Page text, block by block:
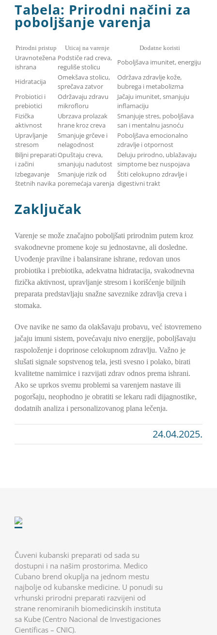
Tabela: Prirodni načini za
poboljšanje varenja
Prirodni pristup Uticaj na varenje Dodatne koristi
Uravnotežena
ishrana
Podstiče rad creva,
reguliše stolicu
Poboljšava imunitet, energiju
Hidratacija
Omekšava stolicu,
sprečava zatvor
Održava zdravlje kože,
bubrega i metabolizma
Probiotici i
prebiotici
Održavaju zdravu
mikrofloru
Jačaju imunitet, smanjuju
inflamaciju
Fizička
aktivnost
Ubrzava prolazak
hrane kroz creva
Smanjuje stres, poboljšava
san i mentalnu jasnoću
Upravljanje
stresom
Smanjuje grčeve i
nelagodnost
Poboljšava emocionalno
zdravlje i otpornost
Biljni preparati
i začini
Opuštaju creva,
smanjuju nadutost
Deluju prirodno, ublažavaju
simptome bez nuspojava
Izbegavanje
štetnih navika
Smanjuje rizik od
poremećaja varenja
Štiti celokupno zdravlje i
digestivni trakt
Zaključak
Varenje se može značajno poboljšati prirodnim putem kroz
svakodnevne promene koje su jednostavne, ali dosledne.
Uvođenje pravilne i balansirane ishrane, redovan unos
probiotika i prebiotika, adekvatna hidratacija, svakodnevna
fizička aktivnost, upravljanje stresom i korišćenje biljnih
preparata predstavljaju snažne saveznike zdravlja creva i
stomaka.
Ove navike ne samo da olakšavaju probavu, već istovremeno
jačaju imuni sistem, povećavaju nivo energije, poboljšavaju
raspoloženje i doprinose celokupnom zdravlju. Važno je
slušati signale sopstvenog tela, jesti svesno i polako, birati
kvalitetne namirnice i razvijati zdrav odnos prema ishrani.
Ako se uprkos svemu problemi sa varenjem nastave ili
pogoršaju, neophodno je obratiti se lekaru radi dijagnostike,
dodatnih analiza i personalizovanog plana lečenja.
24.04.2025.
Čuveni kubanski preparati od sada su
dostupni i na našim prostorima. Medico
Cubano brend okuplja na jednom mestu
najbolje od kubanske medicine. U ponudi su
vrhunski prirodni preparati razvijeni od
strane renomiranih biomedicinskih instituta
sa Kube (Centro Nacional de Investigaciones
Científicas – CNIC).